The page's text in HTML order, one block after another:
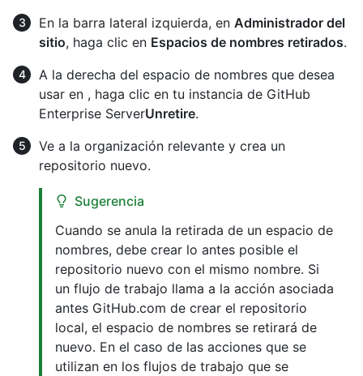
En la barra lateral izquierda, en Administrador del
sitio, haga clic en Espacios de nombres retirados.
A la derecha del espacio de nombres que desea
usar en , haga clic en tu instancia de GitHub
Enterprise ServerUnretire.
Ve a la organización relevante y crea un
repositorio nuevo.
Sugerencia
Cuando se anula la retirada de un espacio de
nombres, debe crear lo antes posible el
repositorio nuevo con el mismo nombre. Si
un flujo de trabajo llama a la acción asociada
antes GitHub.com de crear el repositorio
local, el espacio de nombres se retirará de
nuevo. En el caso de las acciones que se
utilizan en los flujos de trabajo que se